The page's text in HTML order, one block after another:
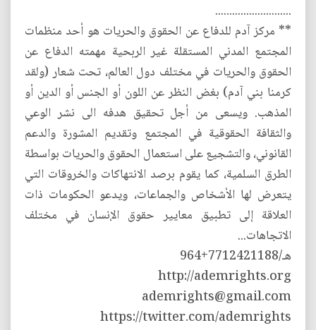
...........................
** مركز آدم للدفاع عن الحقوق والحريات هو أحد منظمات
المجتمع المدني المستقلة غير الربحية مهمته الدفاع عن
الحقوق والحريات في مختلف دول العالم، تحت شعار (ولقد
كرمنا بني آدم) بغض النظر عن اللون أو الجنس أو الدين أو
المذهب. ويسعى من أجل تحقيق هدفه الى نشر الوعي
والثقافة الحقوقية في المجتمع وتقديم المشورة والدعم
القانوني، والتشجيع على استعمال الحقوق والحريات بواسطة
الطرق السلمية، كما يقوم برصد الانتهاكات والخروقات التي
يتعرض لها الأشخاص والجماعات، ويدعو الحكومات ذات
العلاقة إلى تطبيق معايير حقوق الإنسان في مختلف
الاتجاهات...
هـ/7712421188+964
http://ademrights.org
ademrights@gmail.com
https://twitter.com/ademrights